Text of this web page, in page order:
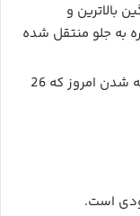
بالاترین و
قیمت در 52 دوره، که 26 دوره به جلو منتقل شده
قیمت بسته شدن امروز که 26
است.